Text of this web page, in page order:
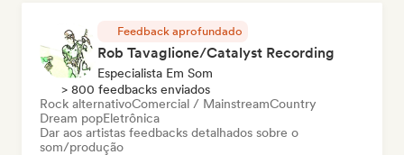
Feedback aprofundado
Rob Tavaglione/Catalyst Recording
Especialista Em Som
> 800 feedbacks enviados
Rock alternativoComercial / MainstreamCountry
Dream popEletrônica
Dar aos artistas feedbacks detalhados sobre o
som/produção